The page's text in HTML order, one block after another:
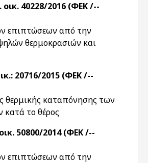
οικ. 40228/2016 (ΦΕΚ /--
επιπτώσεων από την
θερμοκρασιών και
20716/2015 (ΦΕΚ /--
θερμικής καταπόνησης των
κατά το θέρος
50800/2014 (ΦΕΚ /--
επιπτώσεων από την